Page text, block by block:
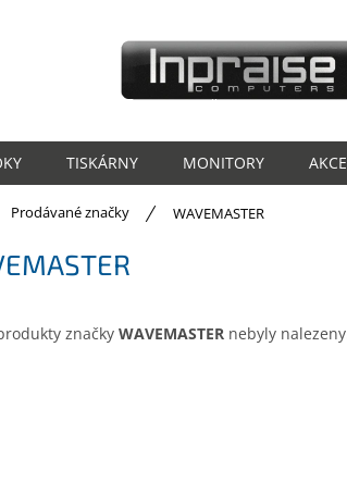
TISKÁRNY MONITORY
Prodávané značky WAVEMASTER
značky WAVEMASTER nebyly